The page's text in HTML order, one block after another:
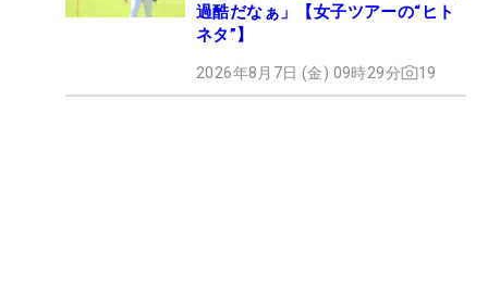
過酷だなぁ」【女子ツアーの“ヒト
ネタ”】
2026年8月7日 (金) 09時29分 19